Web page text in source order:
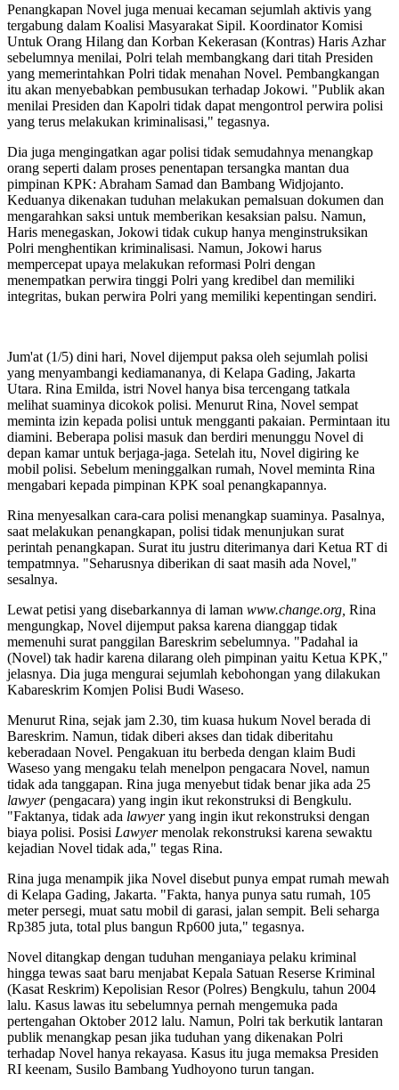
Penangkapan Novel juga menuai kecaman sejumlah aktivis yang
tergabung dalam Koalisi Masyarakat Sipil. Koordinator Komisi
Untuk Orang Hilang dan Korban Kekerasan (Kontras) Haris Azhar
sebelumnya menilai, Polri telah membangkang dari titah Presiden
yang memerintahkan Polri tidak menahan Novel. Pembangkangan
itu akan menyebabkan pembusukan terhadap Jokowi. "Publik akan
menilai Presiden dan Kapolri tidak dapat mengontrol perwira polisi
yang terus melakukan kriminalisasi," tegasnya.
Dia juga mengingatkan agar polisi tidak semudahnya menangkap
orang seperti dalam proses penentapan tersangka mantan dua
pimpinan KPK: Abraham Samad dan Bambang Widjojanto.
Keduanya dikenakan tuduhan melakukan pemalsuan dokumen dan
mengarahkan saksi untuk memberikan kesaksian palsu. Namun,
Haris menegaskan, Jokowi tidak cukup hanya menginstruksikan
Polri menghentikan kriminalisasi. Namun, Jokowi harus
mempercepat upaya melakukan reformasi Polri dengan
menempatkan perwira tinggi Polri yang kredibel dan memiliki
integritas, bukan perwira Polri yang memiliki kepentingan sendiri.
Jum'at (1/5) dini hari, Novel dijemput paksa oleh sejumlah polisi
yang menyambangi kediamananya, di Kelapa Gading, Jakarta
Utara. Rina Emilda, istri Novel hanya bisa tercengang tatkala
melihat suaminya dicokok polisi. Menurut Rina, Novel sempat
meminta izin kepada polisi untuk mengganti pakaian. Permintaan itu
diamini. Beberapa polisi masuk dan berdiri menunggu Novel di
depan kamar untuk berjaga-jaga. Setelah itu, Novel digiring ke
mobil polisi. Sebelum meninggalkan rumah, Novel meminta Rina
mengabari kepada pimpinan KPK soal penangkapannya.
Rina menyesalkan cara-cara polisi menangkap suaminya. Pasalnya,
saat melakukan penangkapan, polisi tidak menunjukan surat
perintah penangkapan. Surat itu justru diterimanya dari Ketua RT di
tempatmnya. "Seharusnya diberikan di saat masih ada Novel,"
sesalnya.
Lewat petisi yang disebarkannya di laman www.change.org, Rina
mengungkap, Novel dijemput paksa karena dianggap tidak
memenuhi surat panggilan Bareskrim sebelumnya. "Padahal ia
(Novel) tak hadir karena dilarang oleh pimpinan yaitu Ketua KPK,"
jelasnya. Dia juga mengurai sejumlah kebohongan yang dilakukan
Kabareskrim Komjen Polisi Budi Waseso.
Menurut Rina, sejak jam 2.30, tim kuasa hukum Novel berada di
Bareskrim. Namun, tidak diberi akses dan tidak diberitahu
keberadaan Novel. Pengakuan itu berbeda dengan klaim Budi
Waseso yang mengaku telah menelpon pengacara Novel, namun
tidak ada tanggapan. Rina juga menyebut tidak benar jika ada 25
lawyer(pengacara) yang ingin ikut rekonstruksi di Bengkulu.
"Faktanya, tidak ada lawyeryang ingin ikut rekonstruksi dengan
biaya polisi. Posisi Lawyermenolak rekonstruksi karena sewaktu
kejadian Novel tidak ada," tegas Rina.
Rina juga menampik jika Novel disebut punya empat rumah mewah
di Kelapa Gading, Jakarta. "Fakta, hanya punya satu rumah, 105
meter persegi, muat satu mobil di garasi, jalan sempit. Beli seharga
Rp385 juta, total plus bangun Rp600 juta," tegasnya.
Novel ditangkap dengan tuduhan menganiaya pelaku kriminal
hingga tewas saat baru menjabat Kepala Satuan Reserse Kriminal
(Kasat Reskrim) Kepolisian Resor (Polres) Bengkulu, tahun 2004
lalu. Kasus lawas itu sebelumnya pernah mengemuka pada
pertengahan Oktober 2012 lalu. Namun, Polri tak berkutik lantaran
publik menangkap pesan jika tuduhan yang dikenakan Polri
terhadap Novel hanya rekayasa. Kasus itu juga memaksa Presiden
RI keenam, Susilo Bambang Yudhoyono turun tangan.